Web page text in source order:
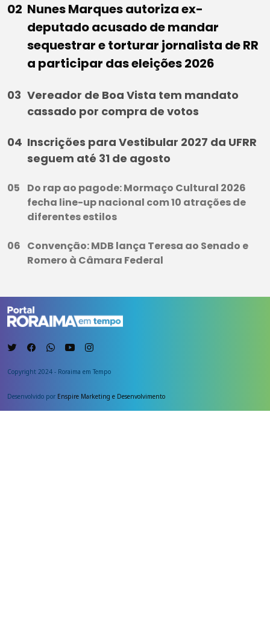
Nunes Marques autoriza ex-
deputado acusado de mandar
sequestrar e torturar jornalista de RR
a participar das eleições 2026
Vereador de Boa Vista tem mandato
cassado por compra de votos
Inscrições para Vestibular 2027 da UFRR
seguem até 31 de agosto
Do rap ao pagode: Mormaço Cultural 2026
fecha line-up nacional com 10 atrações de
diferentes estilos
Convenção: MDB lança Teresa ao Senado e
Romero à Câmara Federal
Copyright 2024 - Roraima em Tempo
Desenvolvido por Enspire Marketing e Desenvolvimento